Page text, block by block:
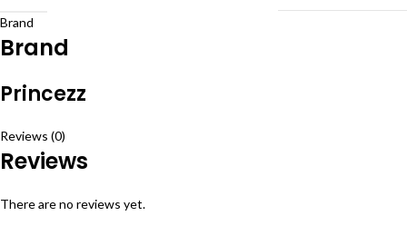
Brand
Brand
Princezz
Reviews (0)
Reviews
There are no reviews yet.